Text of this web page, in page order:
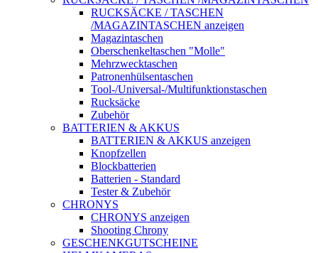
RUCKSÄCKE / TASCHEN
/MAGAZINTASCHEN anzeigen
Magazintaschen
Oberschenkeltaschen "Molle"
Mehrzwecktaschen
Patronenhülsentaschen
Tool-/Universal-/Multifunktionstaschen
Rucksäcke
Zubehör
BATTERIEN & AKKUS
BATTERIEN & AKKUS anzeigen
Knopfzellen
Blockbatterien
Batterien - Standard
Tester & Zubehör
CHRONYS
CHRONYS anzeigen
Shooting Chrony
GESCHENKGUTSCHEINE